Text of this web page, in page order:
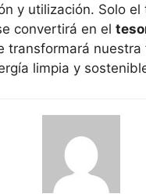
y utilización. Solo el
convertirá en el
transformará nuestra
limpia y